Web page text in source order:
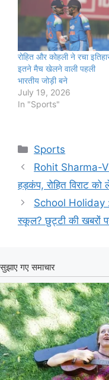
रोहित और कोहली ने रचा
इतने मैच खेलने वाली पहली
भारतीय जोड़ी बने
July 19, 2026
In "Sports"
Categories
Sports
Rohit Sharma-
हड़कंप, रोहित विराट को
School Holiday :
स्कूल? छुट्टी की खबरों